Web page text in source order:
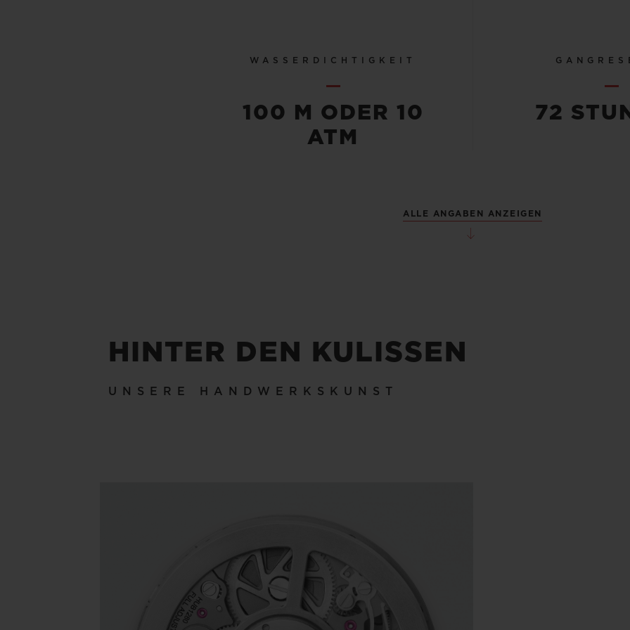
WASSERDICHTIGKEIT
100 M ODER 10
ATM
72
ALLE ANGABEN ANZEIGEN
HINTER DEN KULISSEN
UNSERE HANDWERKSKUNST